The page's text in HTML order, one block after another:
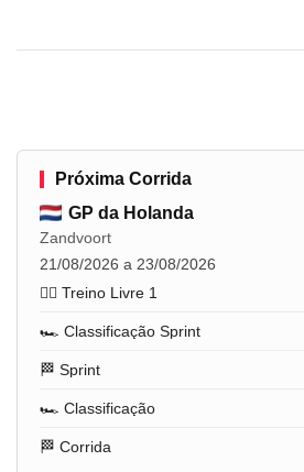
Próxima Corrida
GP da Holanda
Zandvoort
21/08/2026 a 23/08/2026
🏋️‍♂️ Treino Livre 1
🏎️ Classificação Sprint
🏁 Sprint
🏎️ Classificação
🏁 Corrida